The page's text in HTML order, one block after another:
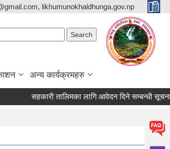
likhumunokhaldhunga.gov.np
अन्य कार्यक्रमहरु
सहकारी तालिमका लागि आवेदन दिने सम्बन्धी सूचना !!!